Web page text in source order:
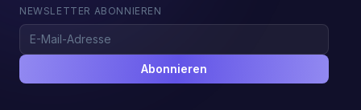
NEWSLETTER ABONNIEREN
Abonnieren